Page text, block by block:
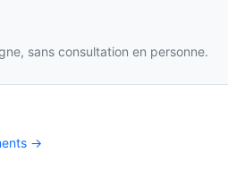
sans consultation en personne.
→